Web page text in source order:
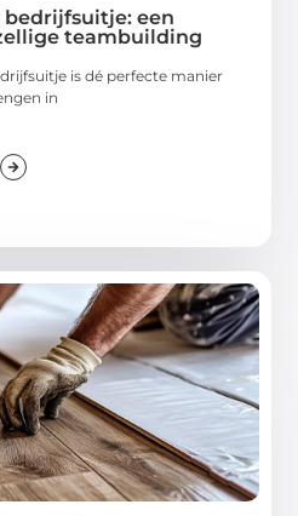
een
teambuilding
is dé perfecte manier
in